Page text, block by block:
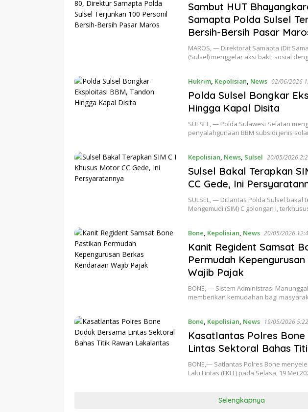
Sambut HUT
Samapta Polda Sulsel
Bersih-Bersih Pasar
MAROS, — Direktorat Samapta (Dit
(Sulsel) menggelar aksi bakti sosial
Hukrim, Kepolisian, News
Polda Sulsel Bongkar
Hingga Kapal Disita
SULSEL, — Polda Sulawesi Selatan
penyalahgunaan BBM subsidi jenis
Kepolisian, News, Sulsel 20/05/
Sulsel Bakal Terapkan
CC Gede, Ini
SULSEL, — Ditlantas Polda Sulsel
Mengemudi (SIM) C golongan I,
Bone, Kepolisian, News 20/05/
Kanit Regident Samsat
Permudah
Wajib Pajak
BONE, — Sistem Administrasi
memberikan kemudahan bagi
Bone, Kepolisian, News 19/05/
Kasatlantas Polres
Lintas Sektoral Bahas
BONE,— Satlantas Polres Bone
Lalu Lintas (FKLL) pada Selasa, 19 Mei
Selengkapnya